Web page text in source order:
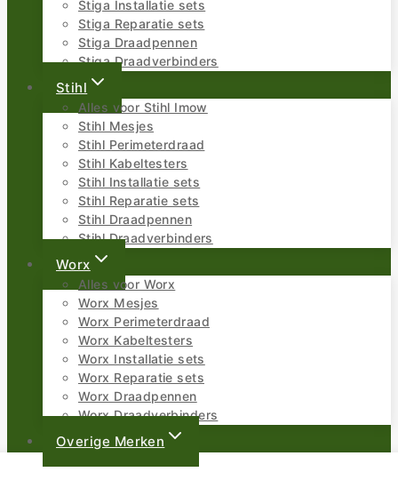
Stiga Installatie sets
Stiga Reparatie sets
Stiga Draadpennen
Stiga Draadverbinders
Stihl
Alles voor Stihl Imow
Stihl Mesjes
Stihl Perimeterdraad
Stihl Kabeltesters
Stihl Installatie sets
Stihl Reparatie sets
Stihl Draadpennen
Stihl Draadverbinders
Worx
Alles voor Worx
Worx Mesjes
Worx Perimeterdraad
Worx Kabeltesters
Worx Installatie sets
Worx Reparatie sets
Worx Draadpennen
Worx Draadverbinders
Overige Merken